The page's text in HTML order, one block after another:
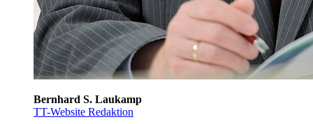
Bernhard S. Laukamp
TT-Website Redaktion